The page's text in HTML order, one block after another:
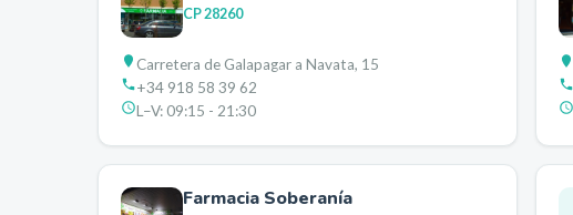
CP28260
Carretera de Galapagar a Navata, 15
+34 918 58 39 62
L–V:09:15 - 21:30
Farmacia Soberanía